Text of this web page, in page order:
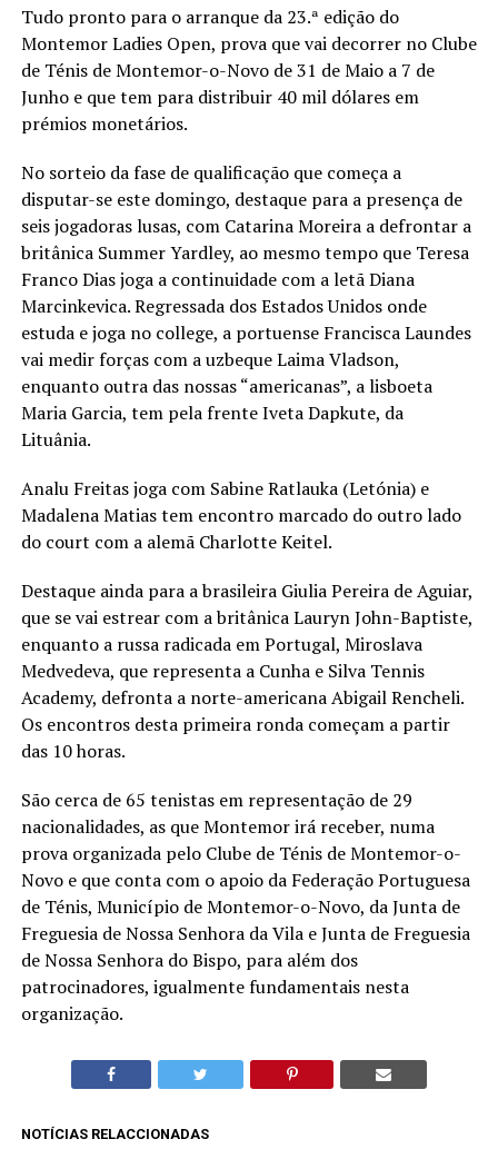
Tudo pronto para o arranque da 23.ª edição do
Montemor Ladies Open, prova que vai decorrer no Clube
de Ténis de Montemor-o-Novo de 31 de Maio a 7 de
Junho e que tem para distribuir 40 mil dólares em
prémios monetários.
No sorteio da fase de qualificação que começa a
disputar-se este domingo, destaque para a presença de
seis jogadoras lusas, com Catarina Moreira a defrontar a
britânica Summer Yardley, ao mesmo tempo que Teresa
Franco Dias joga a continuidade com a letã Diana
Marcinkevica. Regressada dos Estados Unidos onde
estuda e joga no college, a portuense Francisca Laundes
vai medir forças com a uzbeque Laima Vladson,
enquanto outra das nossas “americanas”, a lisboeta
Maria Garcia, tem pela frente Iveta Dapkute, da
Lituânia.
Analu Freitas joga com Sabine Ratlauka (Letónia) e
Madalena Matias tem encontro marcado do outro lado
do court com a alemã Charlotte Keitel.
Destaque ainda para a brasileira Giulia Pereira de Aguiar,
que se vai estrear com a britânica Lauryn John-Baptiste,
enquanto a russa radicada em Portugal, Miroslava
Medvedeva, que representa a Cunha e Silva Tennis
Academy, defronta a norte-americana Abigail Rencheli.
Os encontros desta primeira ronda começam a partir
das 10 horas.
São cerca de 65 tenistas em representação de 29
nacionalidades, as que Montemor irá receber, numa
prova organizada pelo Clube de Ténis de Montemor-o-
Novo e que conta com o apoio da Federação Portuguesa
de Ténis, Município de Montemor-o-Novo, da Junta de
Freguesia de Nossa Senhora da Vila e Junta de Freguesia
de Nossa Senhora do Bispo, para além dos
patrocinadores, igualmente fundamentais nesta
organização.
NOTÍCIAS RELACCIONADAS